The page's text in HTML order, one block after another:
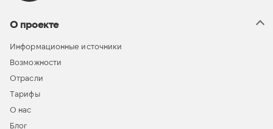
О проекте
Информационные источники
Возможности
Отрасли
Тарифы
О нас
Блог